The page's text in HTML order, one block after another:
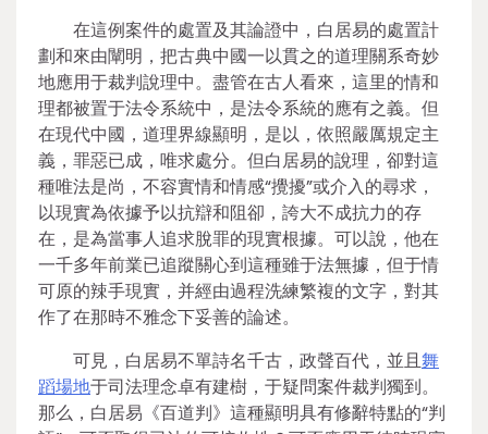
在這例案件的處置及其論證中，白居易的處置計
劃和來由闡明，把古典中國一以貫之的道理關系奇妙
地應用于裁判說理中。盡管在古人看來，這里的情和
理都被置于法令系統中，是法令系統的應有之義。但
在現代中國，道理界線顯明，是以，依照嚴厲規定主
義，罪惡已成，唯求處分。但白居易的說理，卻對這
種唯法是尚，不容實情和情感“攪擾”或介入的尋求，
以現實為依據予以抗辯和阻卻，誇大不成抗力的存
在，是為當事人追求脫罪的現實根據。可以說，他在
一千多年前業已追蹤關心到這種雖于法無據，但于情
可原的辣手現實，并經由過程洗練繁複的文字，對其
作了在那時不雅念下妥善的論述。
可見，白居易不單詩名千古，政聲百代，並且舞
蹈場地于司法理念卓有建樹，于疑問案件裁判獨到。
那么，白居易《百道判》這種顯明具有修辭特點的“判